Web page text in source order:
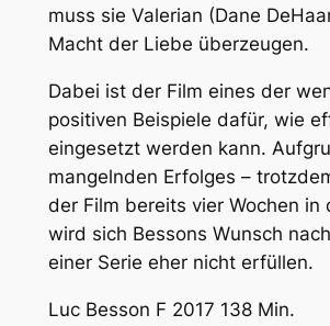
muss sie Valerian (Dane
Macht der Liebe überzeugen.
Dabei ist der Film eines der
positiven Beispiele dafür, wie
eingesetzt werden kann.
mangelnden Erfolges –
der Film bereits vier Wochen in
wird sich Bessons Wunsch
einer Serie eher nicht erfüllen.
Luc Besson F 2017 138 Min.